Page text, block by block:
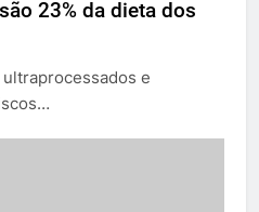
23% da dieta dos
e